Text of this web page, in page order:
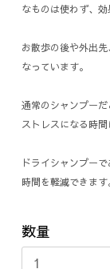
なものは使わず、効
お散歩の後や外出
なっています。
通常のシャンプー
ストレスになる時
ドライシャンプー
時間を軽減できます
数量